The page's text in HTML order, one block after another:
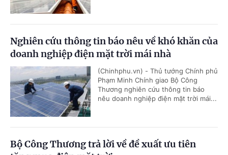
Nghiên cứu thông tin báo nêu về khó khăn của
doanh nghiệp điện mặt trời mái nhà
(Chinhphu.vn) - Thủ tướng Chính phủ
Phạm Minh Chính giao Bộ Công
Thương nghiên cứu thông tin báo
nêu doanh nghiệp điện mặt trời mái...
Bộ Công Thương trả lời về đề xuất ưu tiên